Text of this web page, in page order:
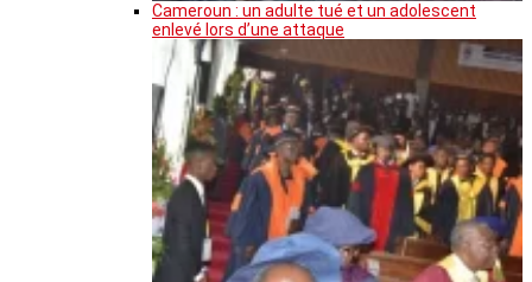
Cameroun : un adulte tué et un adolescent
enlevé lors d’une attaque